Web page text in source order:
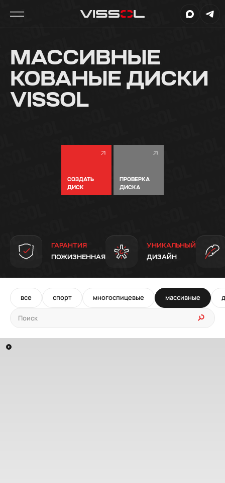
МАССИВНЫЕ
КОВАНЫЕ ДИСКИ
VISSOL
СОЗДАТЬ
ДИСК
ПРОВЕРКА
ДИСКА
ГАРАНТИЯ
ПОЖИЗНЕННАЯ
УНИКАЛЬНЫЙ
ДИЗАЙН
все спорт многоспицевые массивные